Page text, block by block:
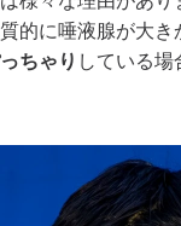
的に唾液腺が大
ちゃり している